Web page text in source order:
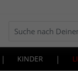
| KINDER |